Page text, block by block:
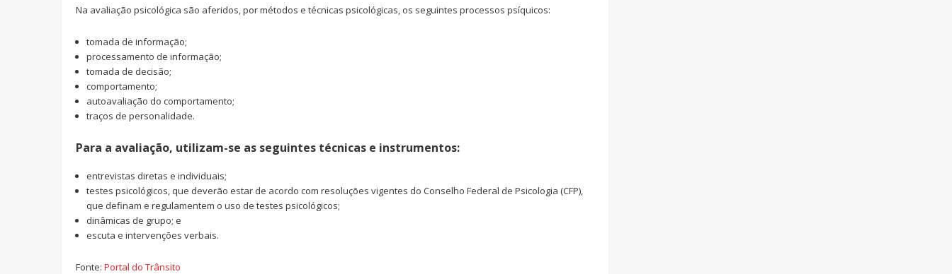
Na avaliação psicológica são aferidos, por métodos e técnicas psicológicas, os seguintes processos psíquicos:
tomada de informação;
processamento de informação;
tomada de decisão;
comportamento;
autoavaliação do comportamento;
traços de personalidade.
Para a avaliação, utilizam-se as seguintes técnicas e instrumentos:
entrevistas diretas e individuais;
testes psicológicos, que deverão estar de acordo com resoluções vigentes do Conselho Federal de Psicologia (CFP),
que definam e regulamentem o uso de testes psicológicos;
dinâmicas de grupo; e
escuta e intervenções verbais.
Fonte:Portal do Trânsito